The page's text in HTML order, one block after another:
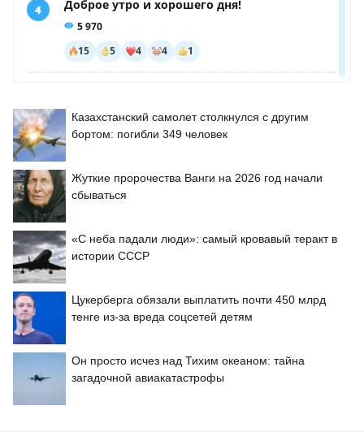
Казахстанский самолет столкнулся с другим
бортом: погибли 349 человек
Жуткие пророчества Ванги на 2026 год начали
сбываться
«С неба падали люди»: самый кровавый теракт в
истории СССР
Цукерберга обязали выплатить почти 450 млрд
тенге из-за вреда соцсетей детям
Он просто исчез над Тихим океаном: тайна
загадочной авиакатастрофы